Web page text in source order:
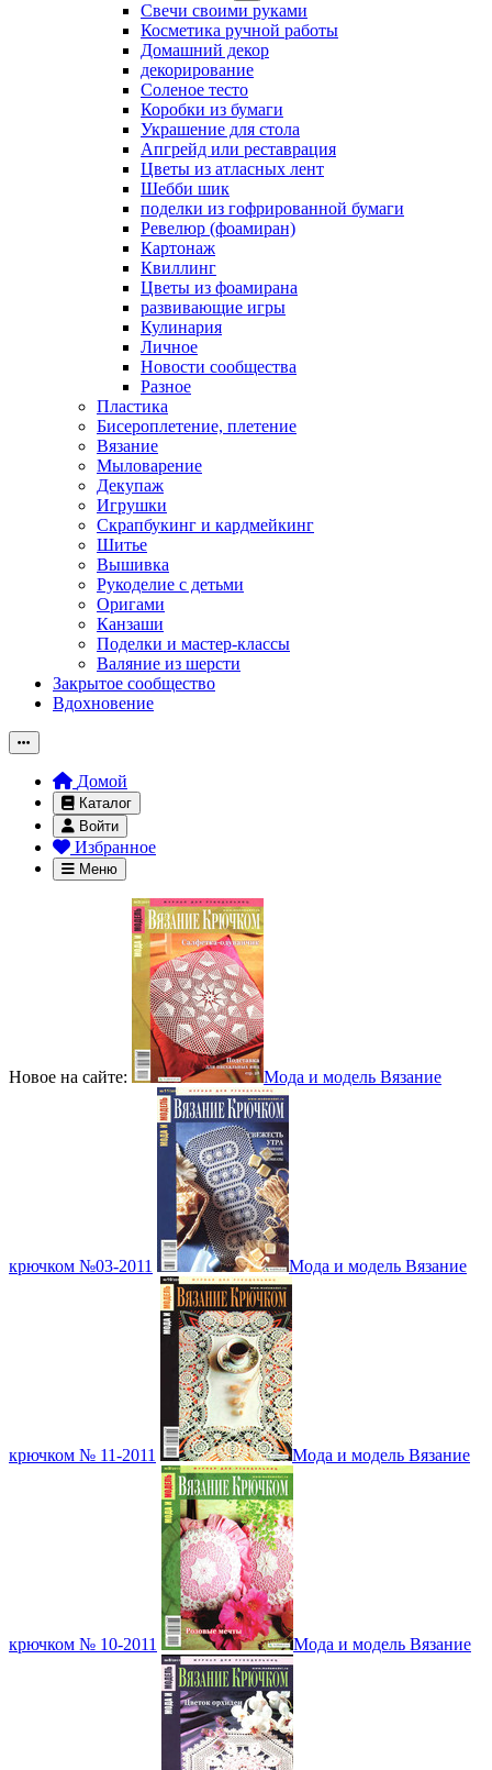
Свечи своими руками
Косметика ручной работы
Домашний декор
декорирование
Соленое тесто
Коробки из бумаги
Украшение для стола
Апгрейд или реставрация
Цветы из атласных лент
Шебби шик
поделки из гофрированной бумаги
Ревелюр (фоамиран)
Картонаж
Квиллинг
Цветы из фоамирана
развивающие игры
Кулинария
Личное
Новости сообщества
Разное
Пластика
Бисероплетение, плетение
Вязание
Мыловарение
Декупаж
Игрушки
Скрапбукинг и кардмейкинг
Шитье
Вышивка
Рукоделие с детьми
Оригами
Канзаши
Поделки и мастер-классы
Валяние из шерсти
Закрытое сообщество
Вдохновение
Домой
Каталог
Войти
Избранное
Меню
Новое на сайте: Мода и модель Вязание
крючком №03-2011 Мода и модель Вязание
крючком № 11-2011 Мода и модель Вязание
крючком № 10-2011 Мода и модель Вязание